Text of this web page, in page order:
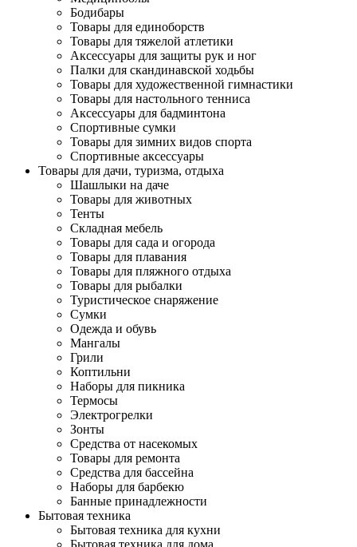
Бодибары
Товары для единоборств
Товары для тяжелой атлетики
Аксессуары для защиты рук и ног
Палки для скандинавской ходьбы
Товары для художественной гимнастики
Товары для настольного тенниса
Аксессуары для бадминтона
Спортивные сумки
Товары для зимних видов спорта
Спортивные аксессуары
Товары для дачи, туризма, отдыха
Шашлыки на даче
Товары для животных
Тенты
Складная мебель
Товары для сада и огорода
Товары для плавания
Товары для пляжного отдыха
Товары для рыбалки
Туристическое снаряжение
Сумки
Одежда и обувь
Мангалы
Грили
Коптильни
Наборы для пикника
Термосы
Электрогрелки
Зонты
Средства от насекомых
Товары для ремонта
Средства для бассейна
Наборы для барбекю
Банные принадлежности
Бытовая техника
Бытовая техника для кухни
Бытовая техника для дома